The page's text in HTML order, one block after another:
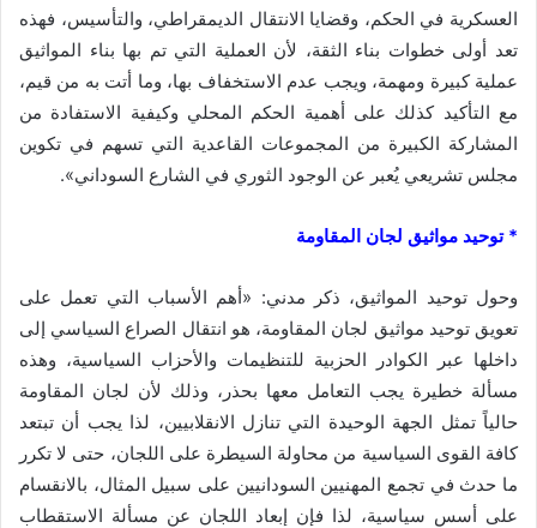
العسكرية في الحكم، وقضايا الانتقال الديمقراطي، والتأسيس، فهذه
تعد أولى خطوات بناء الثقة، لأن العملية التي تم بها بناء المواثيق
عملية كبيرة ومهمة، ويجب عدم الاستخفاف بها، وما أتت به من قيم،
مع التأكيد كذلك على أهمية الحكم المحلي وكيفية الاستفادة من
المشاركة الكبيرة من المجموعات القاعدية التي تسهم في تكوين
مجلس تشريعي يُعبر عن الوجود الثوري في الشارع السوداني».
* توحيد مواثيق لجان المقاومة
وحول توحيد المواثيق، ذكر مدني: «أهم الأسباب التي تعمل على
تعويق توحيد مواثيق لجان المقاومة، هو انتقال الصراع السياسي إلى
داخلها عبر الكوادر الحزبية للتنظيمات والأحزاب السياسية، وهذه
مسألة خطيرة يجب التعامل معها بحذر، وذلك لأن لجان المقاومة
حالياً تمثل الجهة الوحيدة التي تنازل الانقلابيين، لذا يجب أن تبتعد
كافة القوى السياسية من محاولة السيطرة على اللجان، حتى لا تكرر
ما حدث في تجمع المهنيين السودانيين على سبيل المثال، بالانقسام
على أسس سياسية، لذا فإن إبعاد اللجان عن مسألة الاستقطاب